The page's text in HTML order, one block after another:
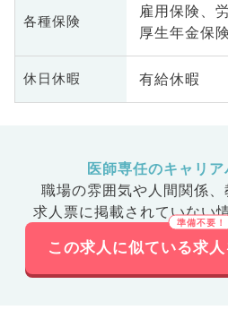
各種保険
雇用保険、
厚生年金保険
休日休暇 有給休暇
医師専任のキャリ
職場の雰囲気や人間関係、
求人票に掲載されていない
この求人に似ている求